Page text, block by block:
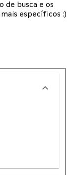
de busca e os
específicos :)